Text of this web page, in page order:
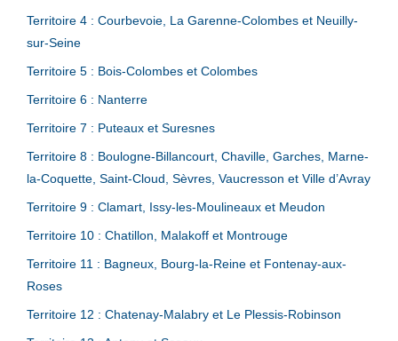
Territoire 4 : Courbevoie, La Garenne-Colombes et Neuilly-
sur-Seine
Territoire 5 : Bois-Colombes et Colombes
Territoire 6 : Nanterre
Territoire 7 : Puteaux et Suresnes
Territoire 8 : Boulogne-Billancourt, Chaville, Garches, Marne-
la-Coquette, Saint-Cloud, Sèvres, Vaucresson et Ville d’Avray
Territoire 9 : Clamart, Issy-les-Moulineaux et Meudon
Territoire 10 : Chatillon, Malakoff et Montrouge
Territoire 11 : Bagneux, Bourg-la-Reine et Fontenay-aux-
Roses
Territoire 12 : Chatenay-Malabry et Le Plessis-Robinson